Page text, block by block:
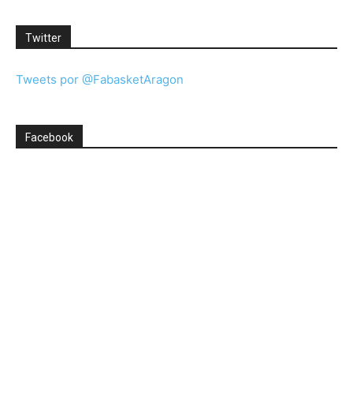
Twitter
Tweets por @FabasketAragon
Facebook